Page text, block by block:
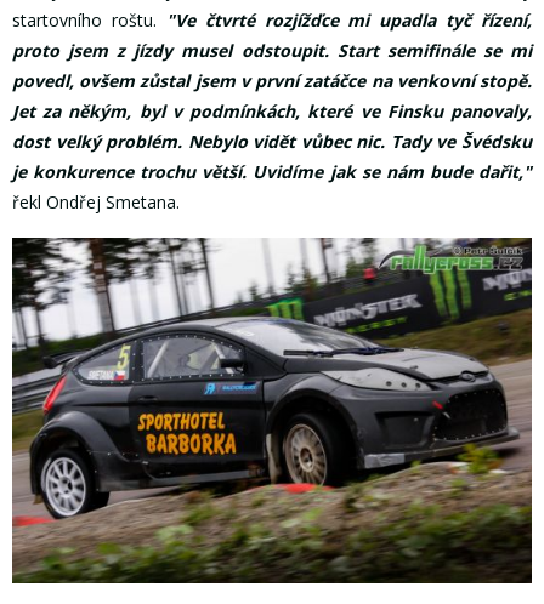
startovního roštu. "Ve čtvrté rozjížďce mi upadla tyč řízení,
proto jsem z jízdy musel odstoupit. Start semifinále se mi
povedl, ovšem zůstal jsem v první zatáčce na venkovní stopě.
Jet za někým, byl v podmínkách, které ve Finsku panovaly,
dost velký problém. Nebylo vidět vůbec nic. Tady ve Švédsku
je konkurence trochu větší. Uvidíme jak se nám bude dařit,"
řekl Ondřej Smetana.